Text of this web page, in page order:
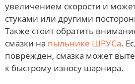
увеличением скорости и
стуками или другими
Также стоит обратить
смазки на пыльнике ШРУСа.
поврежден, смазка может
к быстрому износу шарнира.